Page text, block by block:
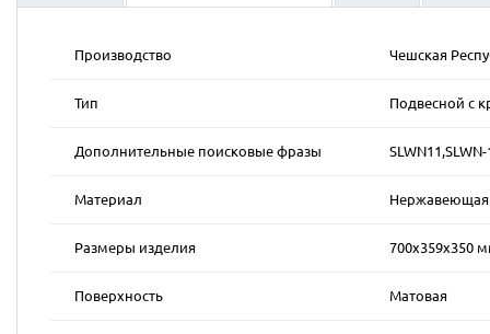
Производство Чешская
Тип Подвесной с
Дополнительные поисковые фразы SLWN11,SLWN-
Материал Нержавеющая
Размеры изделия 700х359х350
Поверхность Матовая